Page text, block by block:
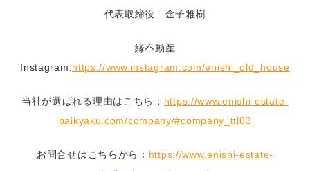
代表取締役 金子雅樹
縁不動産
Instagram:https://www.instagram.com/enishi_old_house
当社が選ばれる理由はこちら： https://www.enishi-estate-
baikyaku.com/company/#company_ttl03
お問合せはこちらから： https://www.enishi-estate-